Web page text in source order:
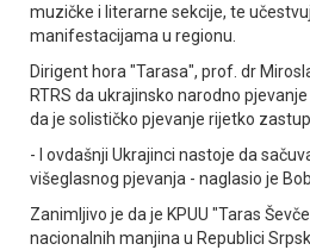
muzičke i literarne sekcije, te
manifestacijama u regionu.
Dirigent hora "Tarasa", prof. dr
RTRS da ukrajinsko narodno
da je solističko pjevanje rijetko
- I ovdašnji Ukrajinci nastoje da
višeglasnog pjevanja - naglasio je
Zanimljivo je da je KPUU "Taras
nacionalnih manjina u Republici